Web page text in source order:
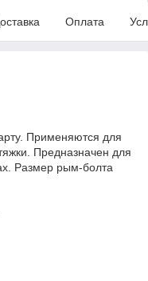
Оплата
Применяются для
Предназначен для
Размер рым-болта